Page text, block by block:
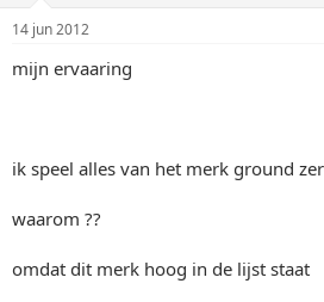
14 jun 2012
mijn ervaaring
ik speel alles van het merk ground
waarom ??
omdat dit merk hoog in de lijst staat